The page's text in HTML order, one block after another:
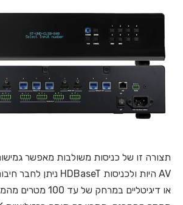
תצורה זו של כניסות משולבות מאפשר
או דיגיטליים במרחק